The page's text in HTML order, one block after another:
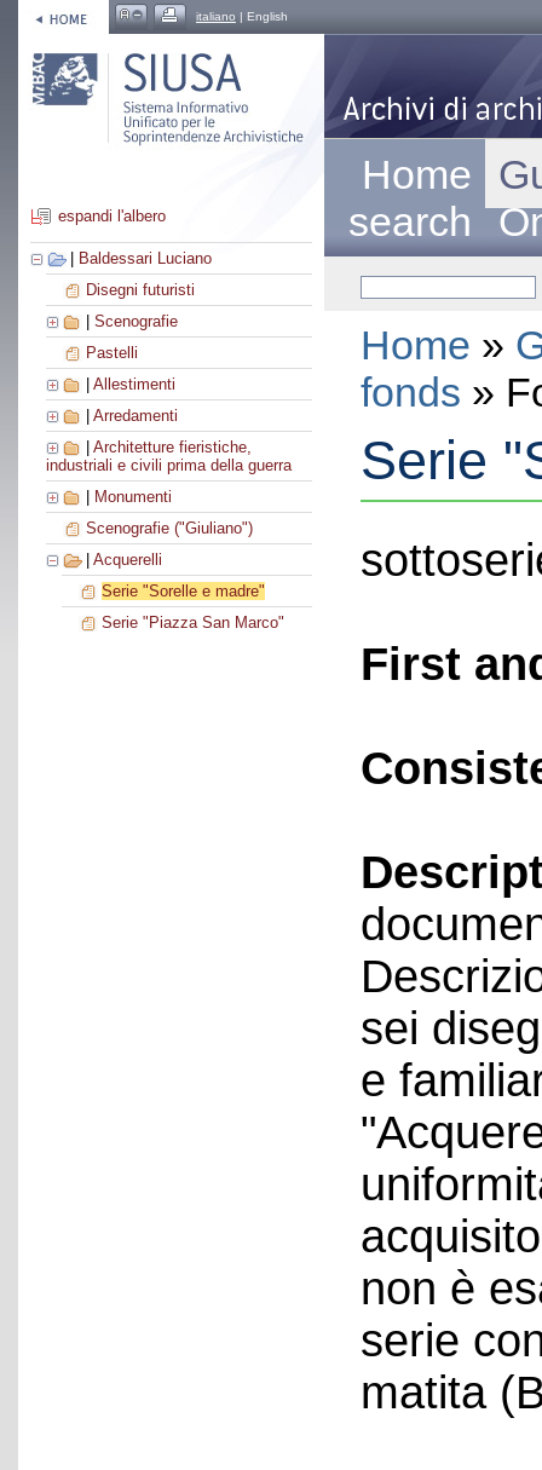
italiano | English
espandi l'albero
Baldessari Luciano
Disegni futuristi
Scenografie
Pastelli
Allestimenti
Arredamenti
Architetture fieristiche,
industriali e civili prima della guerra
Monumenti
Scenografie ("Giuliano")
Acquerelli
Serie "Sorelle e madre"
Serie "Piazza San Marco"
Home
search
Home »
fonds »
Serie
First
sei
e
non è
serie
matita